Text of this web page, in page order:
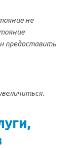
не
предоставить